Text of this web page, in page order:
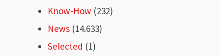
Know-How (232)
News (14.633)
Selected (1)